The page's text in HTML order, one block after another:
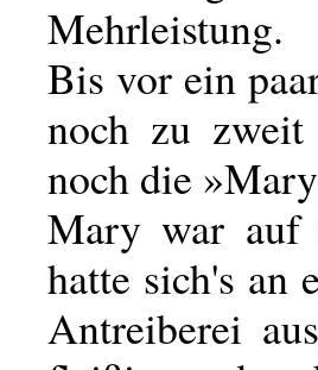
Mehrleistung.
Bis vor ein
noch zu
noch die
Mary war auf
hatte sich's an
Antreiberei